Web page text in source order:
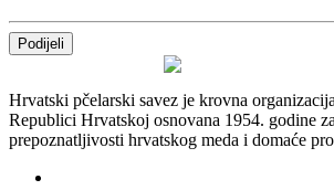
Podijeli
Hrvatski pčelarski savez je krovna
Republici Hrvatskoj osnovana 1954. godine
prepoznatljivosti hrvatskog meda i domaće